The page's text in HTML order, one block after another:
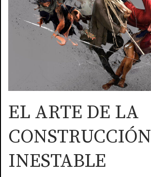
EL ARTE DE LA
CONSTRUCCIÓN
INESTABLE